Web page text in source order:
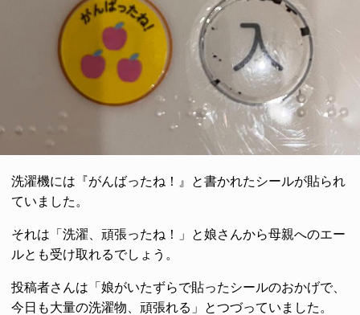
洗濯機には『がんばったね！』と書かれたシールが貼られ
ていました。
それは「洗濯、頑張ったね！」と娘さんから母親へのエー
ルとも受け取れるでしょう。
投稿者さんは「娘がいたずらで貼ったシールのおかげで、
今日も大量の洗濯物、頑張れる」とつづっていました。